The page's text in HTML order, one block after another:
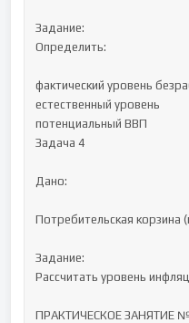
Задание:
Определить:
фактический уровень
естественный уровень
потенциальный ВВП
Задача 4
Дано:
Потребительская корзина
Задание:
Рассчитать уровень
ПРАКТИЧЕСКОЕ ЗАНЯТИЕ